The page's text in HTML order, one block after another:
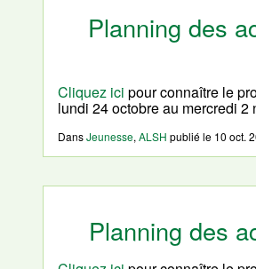
Planning des
Cliquez ici pour connaître le
lundi 24 octobre au mercredi 2
DansJeunesse, ALSH publié le 10 oct.
Planning des